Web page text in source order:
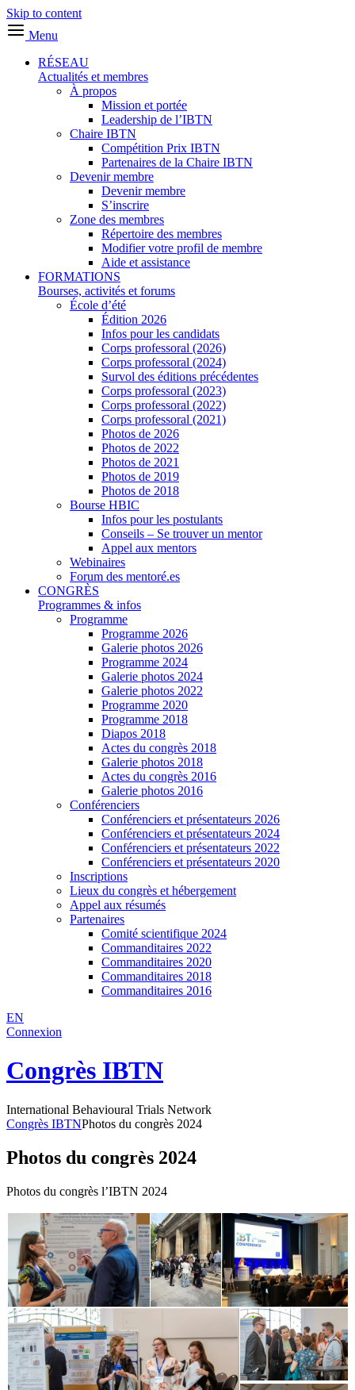
Skip to content
Menu
RÉSEAU
Actualités et membres
À propos
Mission et portée
Leadership de l’IBTN
Chaire IBTN
Compétition Prix IBTN
Partenaires de la Chaire IBTN
Devenir membre
Devenir membre
S’inscrire
Zone des membres
Répertoire des membres
Modifier votre profil de membre
Aide et assistance
FORMATIONS
Bourses, activités et forums
École d’été
Édition 2026
Infos pour les candidats
Corps professoral (2026)
Corps professoral (2024)
Survol des éditions précédentes
Corps professoral (2023)
Corps professoral (2022)
Corps professoral (2021)
Photos de 2026
Photos de 2022
Photos de 2021
Photos de 2019
Photos de 2018
Bourse HBIC
Infos pour les postulants
Conseils – Se trouver un mentor
Appel aux mentors
Webinaires
Forum des mentoré.es
CONGRÈS
Programmes & infos
Programme
Programme 2026
Galerie photos 2026
Programme 2024
Galerie photos 2024
Galerie photos 2022
Programme 2020
Programme 2018
Diapos 2018
Actes du congrès 2018
Galerie photos 2018
Actes du congrès 2016
Galerie photos 2016
Conférenciers
Conférenciers et présentateurs 2026
Conférenciers et présentateurs 2024
Conférenciers et présentateurs 2022
Conférenciers et présentateurs 2020
Inscriptions
Lieux du congrès et hébergement
Appel aux résumés
Partenaires
Comité scientifique 2024
Commanditaires 2022
Commanditaires 2020
Commanditaires 2018
Commanditaires 2016
EN
Connexion
Congrès IBTN
International Behavioural Trials Network
Congrès IBTNPhotos du congrès 2024
Photos du congrès 2024
Photos du congrès l’IBTN 2024